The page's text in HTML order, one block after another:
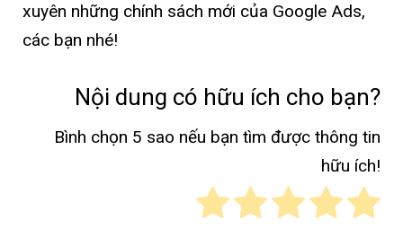
xuyên những chính sách mới của Google Ads,
các bạn nhé!
Nội dung có hữu ích cho bạn?
Bình chọn 5 sao nếu bạn tìm được thông tin
hữu ích!